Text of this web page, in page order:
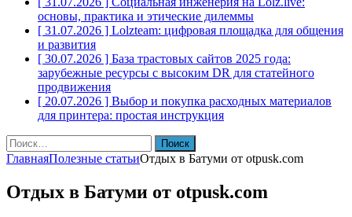
основы, практика и этические дилеммы
[ 31.07.2026 ] Lolzteam: цифровая площадка для общения
и развития
[ 30.07.2026 ] База трастовых сайтов 2025 года:
зарубежные ресурсы с высоким DR для статейного
продвижения
[ 20.07.2026 ] Выбор и покупка расходных материалов
для принтера: простая инструкция
Найти:
ГлавнаяПолезные статьиОтдых в Батуми от otpusk.com
Отдых в Батуми от otpusk.com